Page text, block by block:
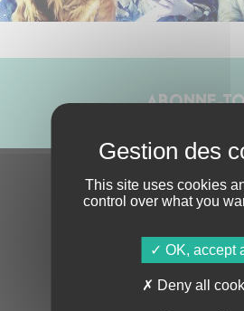
ABONNE-
S'ABONNER À LA
This site uses cookies
control over what you
OK, accept
Deny all